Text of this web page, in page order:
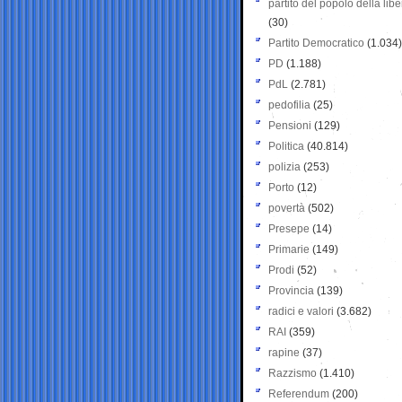
partito del popolo della
(30)
Partito Democratico (1.034)
PD (1.188)
PdL (2.781)
pedofilia (25)
Pensioni (129)
Politica (40.814)
polizia (253)
Porto (12)
povertà (502)
Presepe (14)
Primarie (149)
Prodi (52)
Provincia (139)
radici e valori (3.682)
RAI (359)
rapine (37)
Razzismo (1.410)
Referendum (200)